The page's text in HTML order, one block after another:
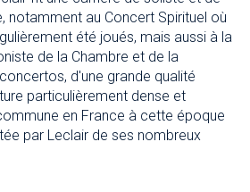
notamment au Concert Spirituel où
été joués, mais aussi à la
de la Chambre et de la
d'une grande qualité
particulièrement dense et
en France à cette époque
par Leclair de ses nombreux